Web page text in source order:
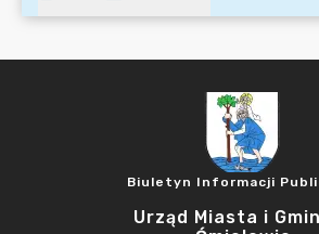
Biuletyn Informacji
Urząd Miasta i